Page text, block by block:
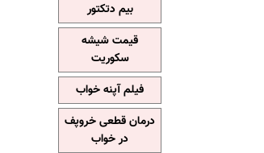
بیم دتکتور
قیمت شیشه
سکوریت
فیلم آپنه خواب
درمان قطعی خروپف
در خواب